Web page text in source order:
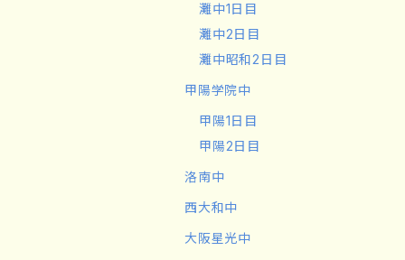
灘中1日目
灘中2日目
灘中昭和2日目
甲陽学院中
甲陽1日目
甲陽2日目
洛南中
西大和中
大阪星光中